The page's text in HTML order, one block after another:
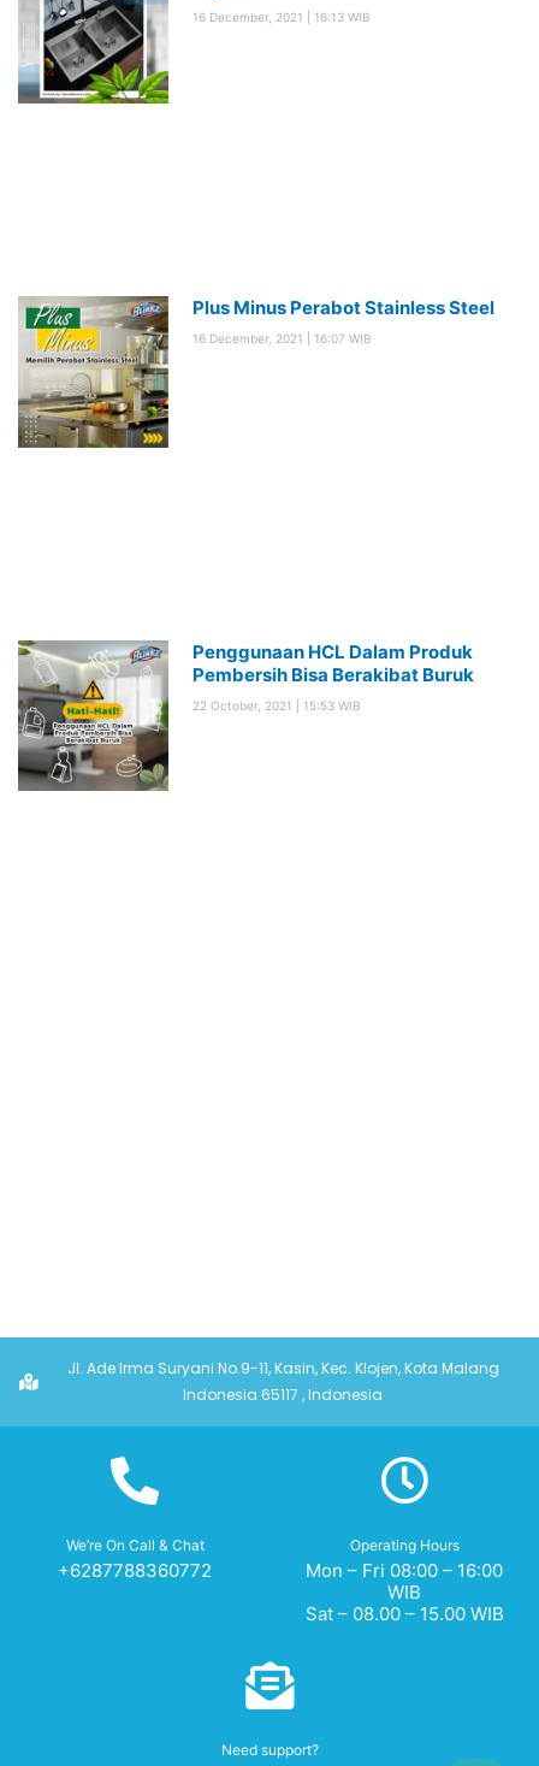
16 December, 2021 16:13 WIB
Plus Minus Perabot Stainless Steel
16 December, 2021 16:07 WIB
Penggunaan HCL Dalam Produk
Pembersih Bisa Berakibat Buruk
22 October, 2021 15:53 WIB
Jl. Ade Irma Suryani No.9-11, Kasin, Kec. Klojen, Kota Malang
Indonesia 65117 , Indonesia
We’re On Call & Chat
+6287788360772
Operating Hours
Mon – Fri 08:00 – 16:00
WIB
Sat – 08.00 – 15.00 WIB
Need support?